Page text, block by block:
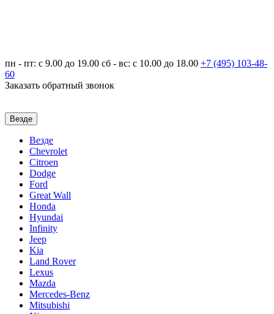
пн - пт: с 9.00 до 19.00 сб - вс: с 10.00 до 18.00 +7 (495) 103-48-
60
Заказать обратный звонок
Везде
Везде
Chevrolet
Citroen
Dodge
Ford
Great Wall
Honda
Hyundai
Infinity
Jeep
Kia
Land Rover
Lexus
Mazda
Mercedes-Benz
Mitsubishi